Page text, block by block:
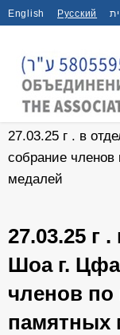
English Русский
Главная / Новости
27.03.25 г . в
собрание членов
медалей
27.03.25 г
Шоа г.
членов по
памятных